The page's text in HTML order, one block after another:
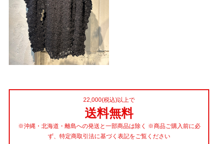
22,000(税込)以上で
送料無料
※沖縄・北海道・離島への発送と一部商品は除く ※商品ご購入前に必
ず、特定商取引法に基づく表記をご覧ください